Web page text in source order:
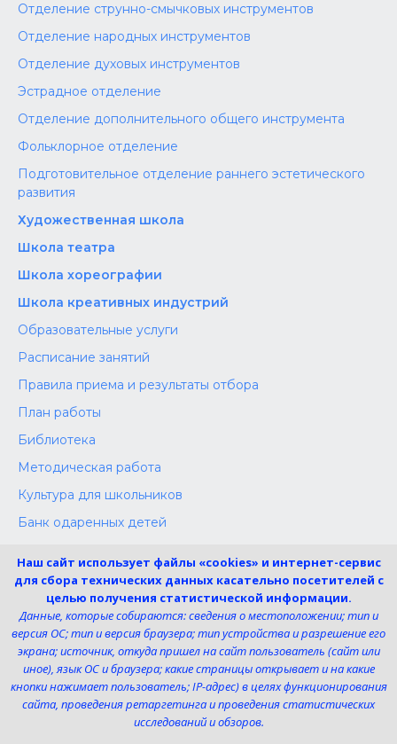
Отделение струнно-смычковых инструментов
Отделение народных инструментов
Отделение духовых инструментов
Эстрадное отделение
Отделение дополнительного общего инструмента
Фольклорное отделение
Подготовительное отделение раннего эстетического
развития
Художественная школа
Школа‌‌‌‌ театра
Школа хореографии
Школа креативных индустрий
Образовательные услуги
Расписание занятий
Правила приема и результаты отбора
План работы
Библиотека
Методическая работа
Культура для школьников
Банк одаренных детей
Независимая оценка
Меры поддержки участников СВО
Телефон:
8 (4725) 240725
Электронная почта:
uk-dshi1@belgov.ru
Наш сайт использует файлы «cookies» и интернет-сервис
для сбора технических данных касательно посетителей с
целью получения статистической информации.
Данные, которые собираются: сведения о местоположении; тип и
версия ОС; тип и версия браузера; тип устройства и разрешение его
экрана; источник, откуда пришел на сайт пользователь (сайт или
иное), язык ОС и браузера; какие страницы открывает и на какие
кнопки нажимает пользователь; IP-адрес) в целях функционирования
сайта, проведения ретаргетинга и проведения статистических
исследований и обзоров.